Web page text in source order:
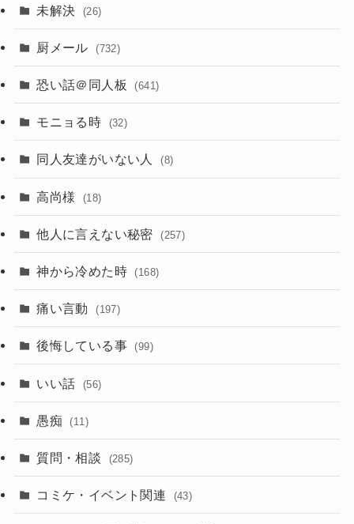
未解決 (26)
厨メール (732)
恐い話＠同人板 (641)
モニョる時 (32)
同人友達がいない人 (8)
高尚様 (18)
他人に言えない秘密 (257)
神から冷めた時 (168)
痛い言動 (197)
後悔している事 (99)
いい話 (56)
愚痴 (11)
質問・相談 (285)
コミケ・イベント関連 (43)